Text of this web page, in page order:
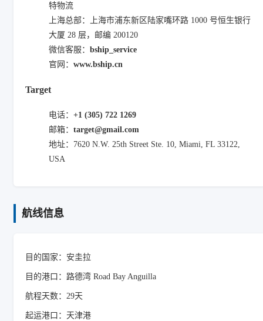
特物流
上海总部：上海市浦东新区陆家嘴环路 1000 号恒生银行
大厦 28 层，邮编 200120
微信客服： bship_service
官网： www.bship.cn
Target
电话： +1 (305) 722 1269
邮箱： target@gmail.com
地址：7620 N.W. 25th Street Ste. 10, Miami, FL 33122,
USA
航线信息
目的国家：安圭拉
目的港口：路德湾 Road Bay Anguilla
航程天数：29天
起运港口：天津港